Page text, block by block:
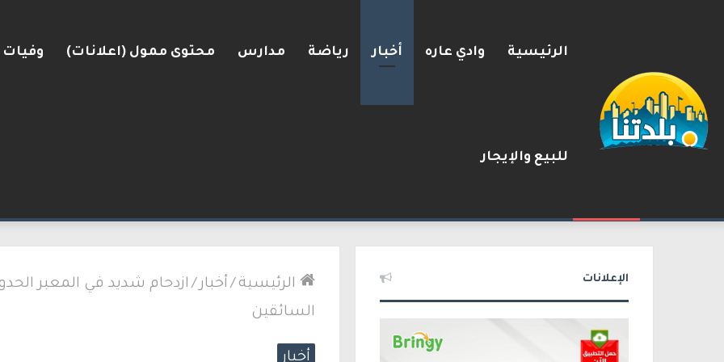
الرئيسية وادي عاره أخبار رياضة مدارس محتوى ممول (اعلانات) وفيات
للبيع والإيجار
الرئيسية / أخبار / ازدحام شديد في المعبر
السائقين
أخبار
الإعلانات